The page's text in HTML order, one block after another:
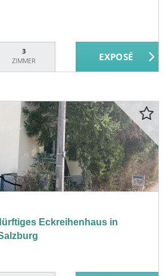
3
ZIMMER
Eckreihenhaus in